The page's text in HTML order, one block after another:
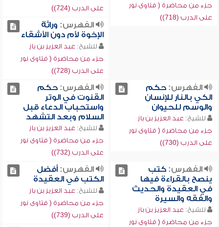
جزء من محاضرة ( فتاوى نور
على الدرب (718))
على الدرب (724))
الفهرس: وراثة
الإخوة لأم دون الأشقاء
للشيخ: عبد العزيز بن باز
جزء من محاضرة ( فتاوى نور
على الدرب (728))
الفهرس:حكم
الكي بالنار للإنسان
والوسم للحيوان
للشيخ: عبد العزيز بن باز
جزء من محاضرة ( فتاوى نور
على الدرب (730))
الفهرس:حكم
القنوت في الوتر
واستحباب الدعاء قبل
السلام وبعد التشهد
للشيخ: عبد العزيز بن باز
جزء من محاضرة ( فتاوى نور
على الدرب (732))
الفهرس:كتب
ينصح بالقراءة فيها
في العقيدة والحديث
والفقه والسيرة
للشيخ: عبد العزيز بن باز
جزء من محاضرة ( فتاوى نور
الفهرس:أفضل
الكتب في العقيدة
للشيخ: عبد العزيز بن باز
جزء من محاضرة ( فتاوى نور
على الدرب (739))